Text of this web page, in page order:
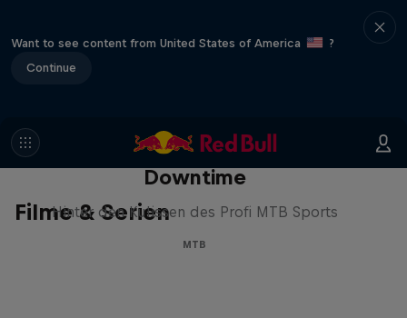
Want to see content from United States of America
?
Continue
Filme & Serien
Downtime
Hinter den Kulissen des Profi MTB Sports
MTB